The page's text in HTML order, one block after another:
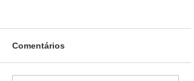
Comentários